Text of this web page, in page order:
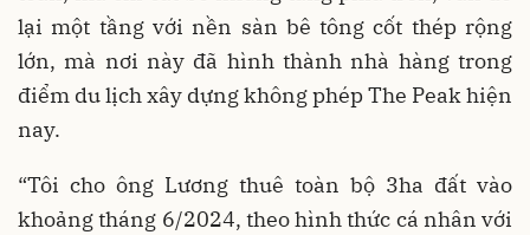
lại một tầng với nền sàn bê tông cốt thép rộng
lớn, mà nơi này đã hình thành nhà hàng trong
điểm du lịch xây dựng không phép The Peak hiện
nay.
“Tôi cho ông Lương thuê toàn bộ 3ha đất vào
khoảng tháng 6/2024, theo hình thức cá nhân với